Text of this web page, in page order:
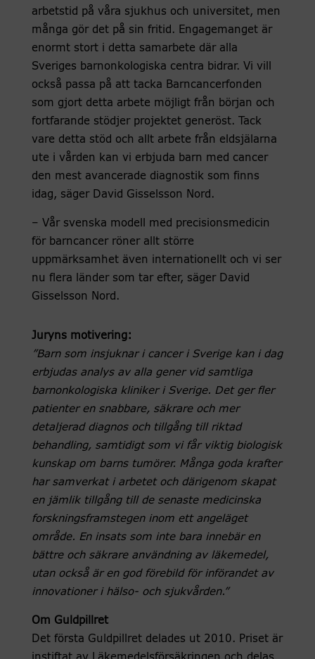
arbetstid på våra sjukhus och universitet, men
många gör det på sin fritid. Engagemanget är
enormt stort i detta samarbete där alla
Sveriges barnonkologiska centra bidrar. Vi vill
också passa på att tacka Barncancerfonden
som gjort detta arbete möjligt från början och
fortfarande stödjer projektet generöst. Tack
vare detta stöd och allt arbete från eldsjälarna
ute i vården kan vi erbjuda barn med cancer
den mest avancerade diagnostik som finns
idag, säger David Gisselsson Nord.
– Vår svenska modell med precisionsmedicin
för barncancer röner allt större
uppmärksamhet även internationellt och vi ser
nu flera länder som tar efter, säger David
Gisselsson Nord.
Juryns motivering:
”Barn som insjuknar i cancer i Sverige kan i dag
erbjudas analys av alla gener vid samtliga
barnonkologiska kliniker i Sverige. Det ger fler
patienter en snabbare, säkrare och mer
detaljerad diagnos och tillgång till riktad
behandling, samtidigt som vi får viktig biologisk
kunskap om barns tumörer. Många goda krafter
har samverkat i arbetet och därigenom skapat
en jämlik tillgång till de senaste medicinska
forskningsframstegen inom ett angeläget
område. En insats som inte bara innebär en
bättre och säkrare användning av läkemedel,
utan också är en god förebild för införandet av
innovationer i hälso- och sjukvården.”
Om Guldpillret
Det första Guldpillret delades ut 2010. Priset är